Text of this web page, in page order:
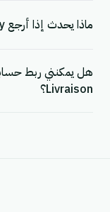
ماذا يحدث إذا أرجع Shopify أو DHD Livraison خطأً؟
Livraison؟